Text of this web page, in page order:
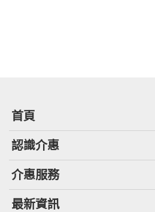
首頁
認識介惠
介惠服務
最新資訊